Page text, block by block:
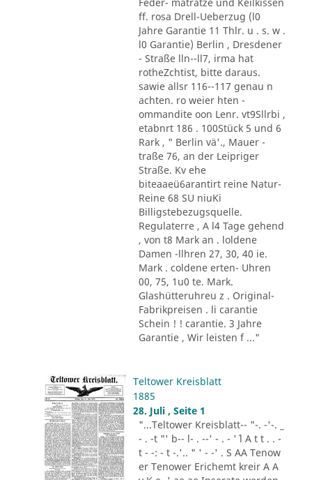
ff. rosa Drell-Ueberzug (l0
Jahre Garantie 11 Thlr. u . s. w .
l0 Garantie) Berlin , Dresdener
- Straße lln--ll7, irma hat
rotheZchtist, bitte daraus.
sawie allsr 116--117 genau n
achten. ro weier hten -
ommandite oon Lenr. vt9Sllrbi ,
etabnrt 186 . 100Stück 5 und 6
Rark , " Berlin vä'., Mauer -
traße 76, an der Leipriger
Straße. Kv ehe
biteaaeü6arantirt reine Natur-
Reine 68 SU niuKi
Billigstebezugsquelle.
Regulaterre , A l4 Tage gehend
, von t8 Mark an . loldene
Damen -llhren 27, 30, 40 ie.
Mark . coldene erten- Uhren
00, 75, 1u0 te. Mark.
Glashütteruhreu z . Original-
Fabrikpreisen . li carantie
Schein ! ! carantie. 3 Jahre
Garantie , Wir leisten f ..."
Teltower Kreisblatt
1885
28. Juli , Seite 1
"...Teltower Kreisblatt-- "-. -'-. _
- . -t "' b-- l- . --' - . - '´ l A t t . . -
t - -: - t -.'.. " ' - -' . S AA Tenow
er Tenower Erichemt kreir A A